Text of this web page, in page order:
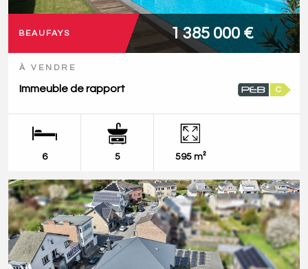
BEAUFAYS 1 385 000 €
À VENDRE
Immeuble de rapport C
6 5 595 m²